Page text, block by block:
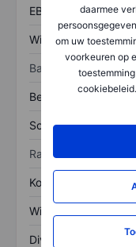
daarmee
om uw
voorkeuren op
EBITDA
Winst
Balans
Bezittingen
Schulden
Ratio's
Koers/omzetratio
Winst per aandeel
Dividend per